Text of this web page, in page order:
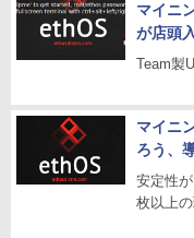
マイニ
が店頭
Team製
マイニ
ろう、
安定性
枚以上